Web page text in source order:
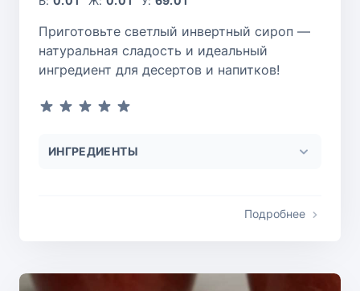
Приготовьте светлый инвертный сироп —
натуральная сладость и идеальный
ингредиент для десертов и напитков!
ИНГРЕДИЕНТЫ
Подробнее